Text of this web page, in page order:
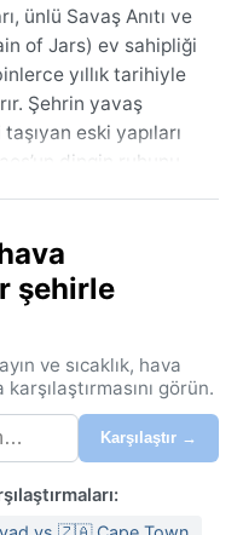
ünlü Savaş Anıtı ve
of Jars) ev sahipliği
yıllık tarihiyle
Şehrin yavaş
eski yapıları
dingin ruhunu
doğayla iç
Cwa, yani kışları
yer alan
ise serin ve
süren muson
bulur, nem oranı
görülür. Kış ayları
değişen hoş
Bu dönemde nem
şehirle
ve sıcaklık, hava
görün.
Karşılaştır →